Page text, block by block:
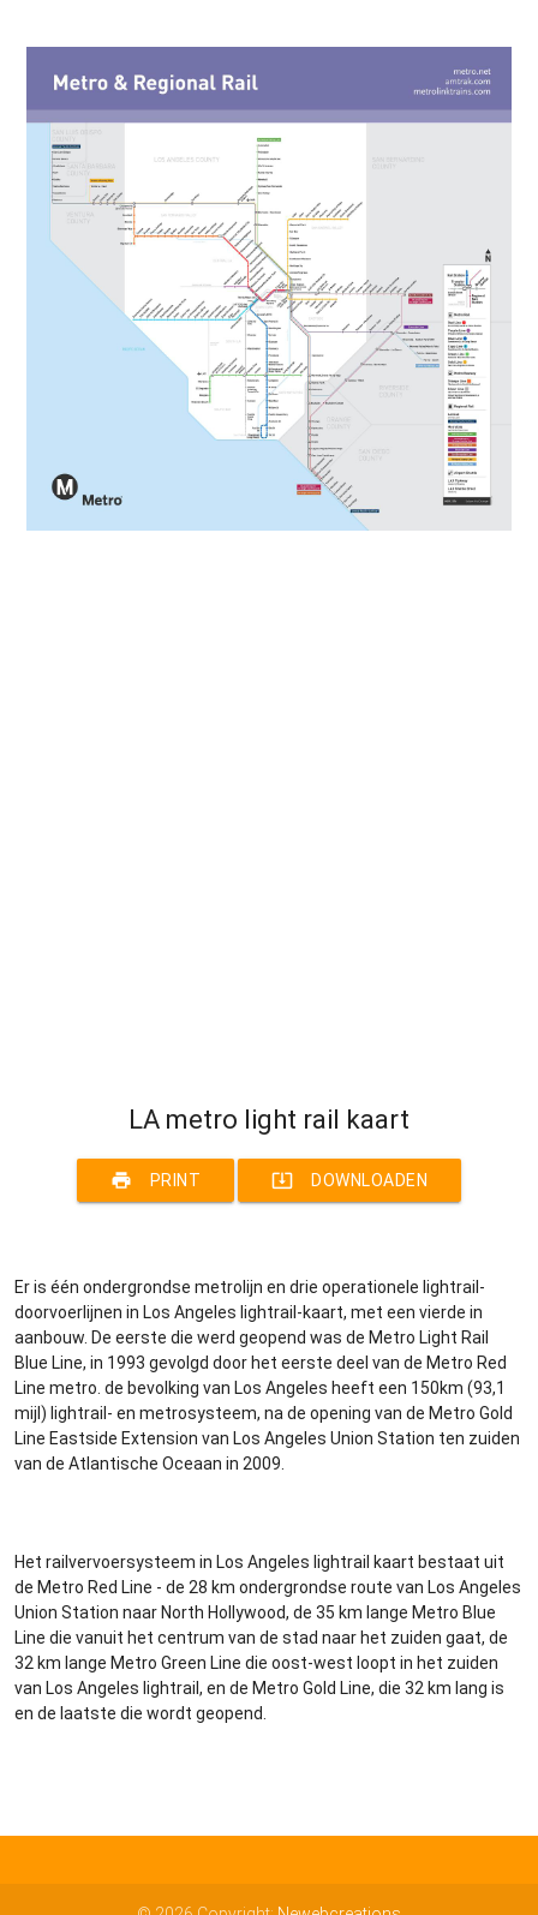
LA metro light rail kaart
print PRINT system_update_alt DOWNLOADEN
Er is één ondergrondse metrolijn en drie operationele lightrail-
doorvoerlijnen in Los Angeles lightrail-kaart, met een vierde in
aanbouw. De eerste die werd geopend was de Metro Light Rail
Blue Line, in 1993 gevolgd door het eerste deel van de Metro Red
Line metro. de bevolking van Los Angeles heeft een 150km (93,1
mijl) lightrail- en metrosysteem, na de opening van de Metro Gold
Line Eastside Extension van Los Angeles Union Station ten zuiden
van de Atlantische Oceaan in 2009.
Het railvervoersysteem in Los Angeles lightrail kaart bestaat uit
de Metro Red Line - de 28 km ondergrondse route van Los Angeles
Union Station naar North Hollywood, de 35 km lange Metro Blue
Line die vanuit het centrum van de stad naar het zuiden gaat, de
32 km lange Metro Green Line die oost-west loopt in het zuiden
van Los Angeles lightrail, en de Metro Gold Line, die 32 km lang is
en de laatste die wordt geopend.